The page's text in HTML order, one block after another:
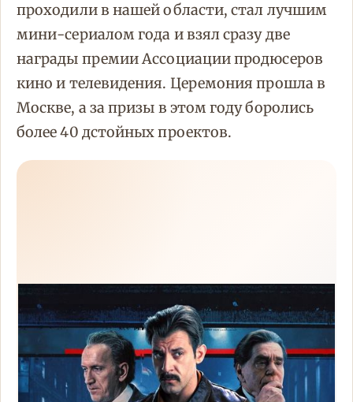
проходили в нашей области, стал лучшим
мини-сериалом года и взял сразу две
награды премии Ассоциации продюсеров
кино и телевидения. Церемония прошла в
Москве, а за призы в этом году боролись
более 40 дстойных проектов.